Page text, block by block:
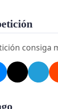
consiga